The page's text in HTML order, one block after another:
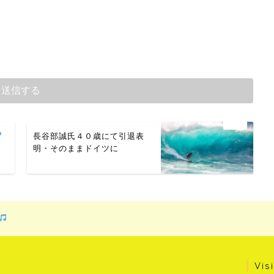
長谷部誠氏４０歳にて引退表
明・そのままドイツに